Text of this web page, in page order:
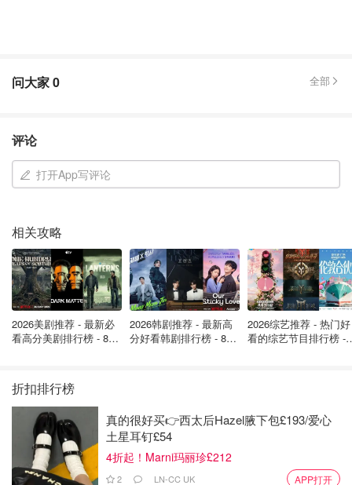
以解决不同问题：
Always Ultra
：超长系列卫生巾采用 InstantDry 系统，
可在几秒钟内吸收液体；不仅如此，Ultra系列还采用
味。。
Always infinity ：强烈推荐量大的姐妹们使用
infinity。这是液体卫生巾，是世界上第一款
SmartFoam卫生巾。可以吸收超过卫生巾自重10倍的
量，超级清爽柔软，用的时候几乎感受不到他的存在！
（Boots购买链接）
问大家0 全部
评论
打开App写评论
相关攻略
2026美剧推荐 - 最新必
看高分美剧排行榜 - 8月
2026韩剧推荐 - 最新高
分好看韩剧排行榜 - 8月
2026综艺推荐 - 热门好
看的综艺节目排行榜 -
折扣排行榜
真的很好买👉西太后Hazel腋下包£193/爱心
土星耳钉£54
4折起！Marni玛丽珍£212
2 LN-CC UK APP打开